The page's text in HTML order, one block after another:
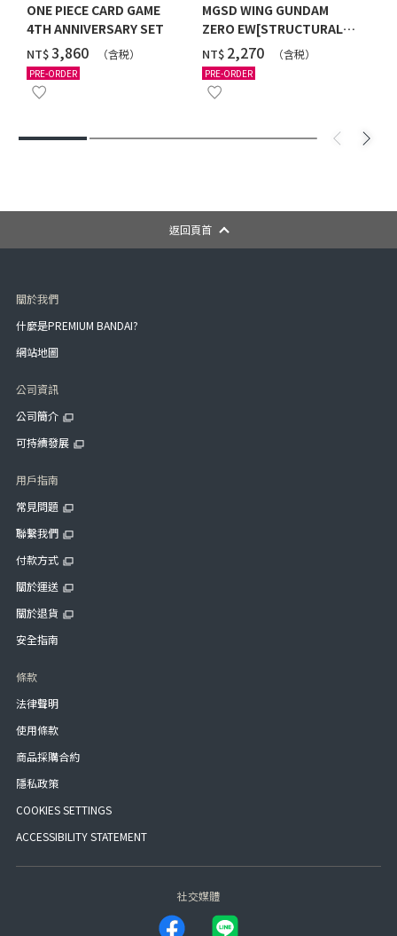
ONE PIECE CARD GAME
4TH ANNIVERSARY SET
NT$‌3,860 （含税）
PRE-ORDER
MGSD WING GUNDAM
ZERO EW[STRUCTURAL
COATING/BLACK] [2026年
12月發送]
NT$ ‌2,270 （含税）
PRE-ORDER
返回頁首
關於我們
什麼是PREMIUM BANDAI?
網站地圖
公司資訊
公司簡介
可持續發展
用戶指南
常見問題
聯繫我們
付款方式
關於運送
關於退貨
安全指南
條款
法律聲明
使用條款
商品採購合約
隱私政策
COOKIES SETTINGS
ACCESSIBILITY STATEMENT
社交媒體